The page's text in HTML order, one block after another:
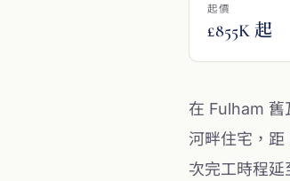
起價
£855K 起
在 Fulham
河畔住宅，
次完工時程